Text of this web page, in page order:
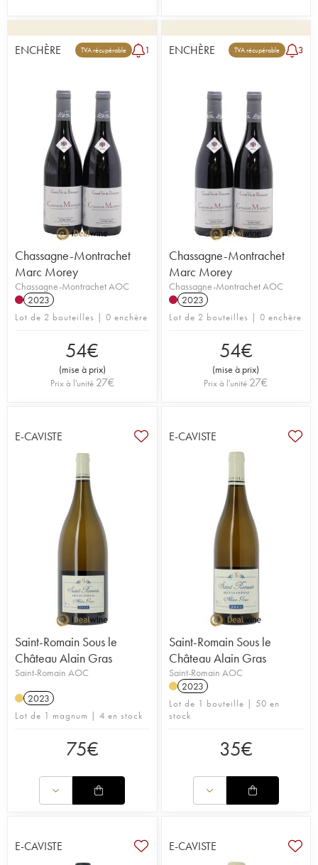
ENCHÈRE TVA récupérable 1
Chassagne-Montrachet
Marc Morey
Chassagne-Montrachet AOC
2023
Lot de 2 bouteilles | 0 enchère
54€
(mise à prix)
Prix à l'unité 27€
ENCHÈRE TVA récupérable 3
Chassagne-Montrachet
Marc Morey
Chassagne-Montrachet AOC
2023
Lot de 2 bouteilles | 0 enchère
54€
(mise à prix)
Prix à l'unité 27€
E-CAVISTE
Saint-Romain Sous le
Château Alain Gras
Saint-Romain AOC
2023
Lot de 1 magnum | 4 en stock
75€
E-CAVISTE
Saint-Romain Sous le
Château Alain Gras
Saint-Romain AOC
2023
Lot de 1 bouteille | 50 en
stock
35€
E-CAVISTE E-CAVISTE